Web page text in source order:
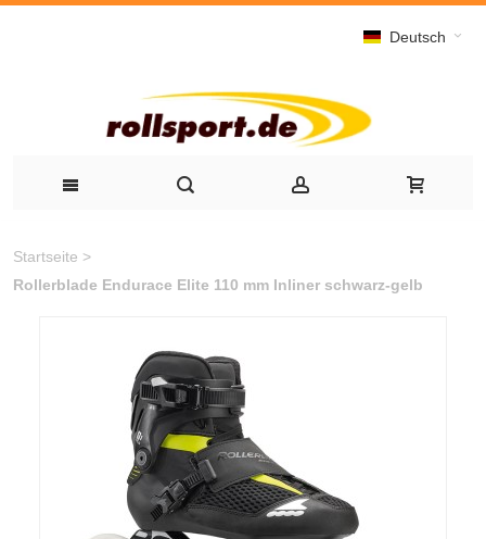
Deutsch
Startseite >
Rollerblade Endurace Elite 110 mm Inliner schwarz-gelb